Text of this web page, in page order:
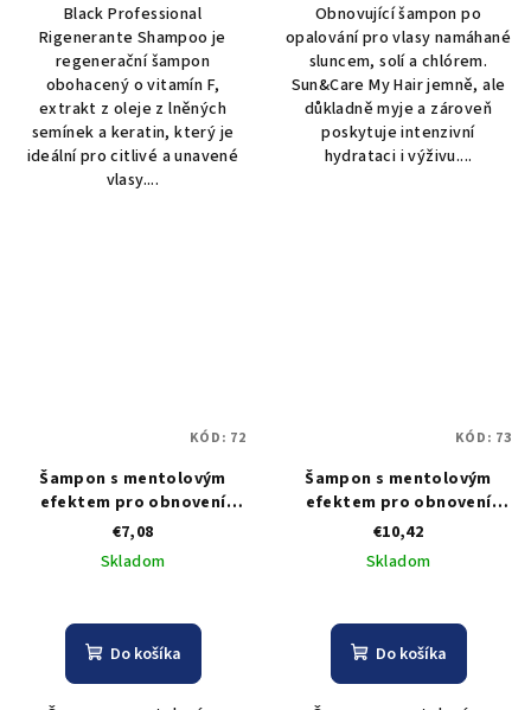
Black Professional
Rigenerante Shampoo je
regenerační šampon
obohacený o vitamín F,
extrakt z oleje z lněných
semínek a keratin, který je
ideální pro citlivé a unavené
vlasy....
Obnovující šampon po
opalování pro vlasy namáhané
sluncem, solí a chlórem.
Sun&Care My Hair jemně, ale
důkladně myje a zároveň
poskytuje intenzivní
hydrataci i výživu....
Šampon s mentolovým
efektem pro obnovení
zdravých vlasů Lovien
Vitadexil Shampoo - 300 ml
€7,08
Skladom
Do košíka
KÓD: 72
Šampon s mentolovým
efektem pro obnovení
zdravých vlasů Lovien
Vitadexil Shampoo - 1000
ml
€10,42
Skladom
Do košíka
KÓD: 73